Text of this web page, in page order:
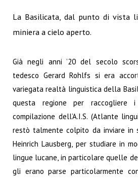
La Basilicata, dal punto di vista
miniera a cielo aperto.
Già negli anni ’20 del secolo
tedesco Gerard Rohlfs si era
variegata realtà linguistica della
questa regione per
compilazione dell’A.I.S. (Atlante
restò talmente colpito da inviare in
Heinrich Lausberg, per studiare in
lingue lucane, in particolare quelle
gli erano parse particolarmente